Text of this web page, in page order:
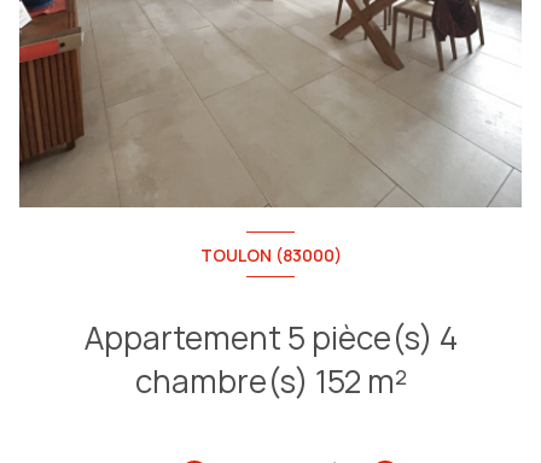
TOULON (83000)
Appartement 5 pièce(s) 4
chambre(s) 152 m²